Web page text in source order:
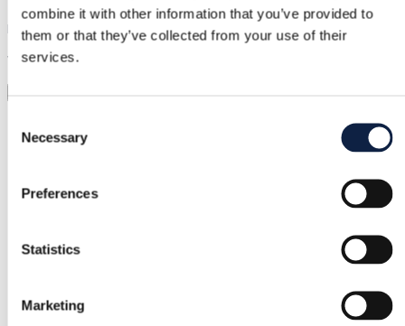
combine it with other information that you’ve provided to
them or that they’ve collected from your use of their
services.
Selection
Necessary
Preferences
Statistics
Marketing
Przymierz zanim kupisz
Wystarczy wgrać zdjęcie i przymierzyć wszystko
Marka
Rozmiar
Stan